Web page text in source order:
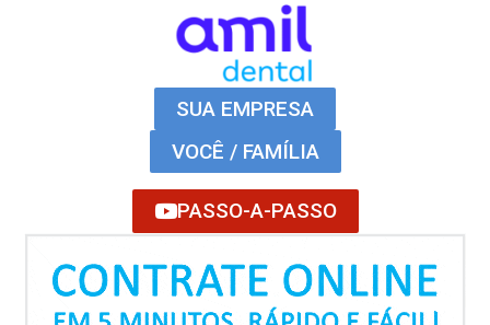
SUA EMPRESA
VOCÊ / FAMÍLIA
PASSO-A-PASSO